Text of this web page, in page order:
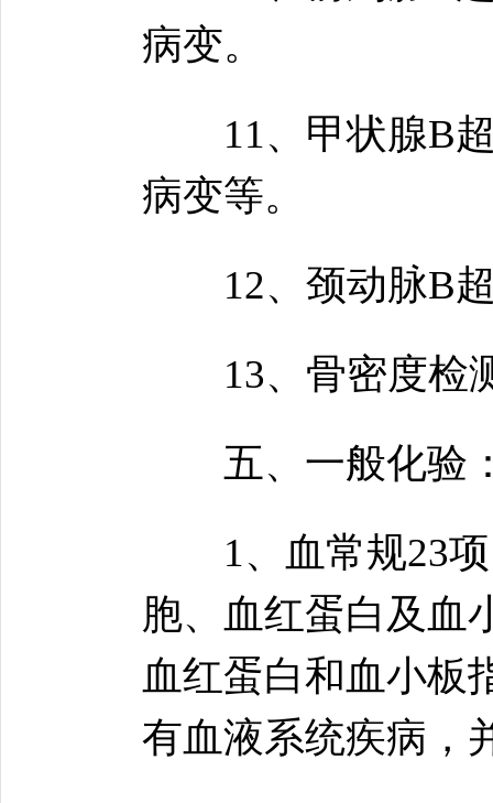
病变。
11、甲状腺B超
病变等。
12、颈动脉B超:
13、骨密度检测
五、一般化验
1、血常规23项
胞、血红蛋白及血
血红蛋白和血小板
有血液系统疾病，